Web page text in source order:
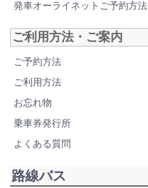
発車オーライネットご予約方法
ご利用方法・ご案内
ご予約方法
ご利用方法
お忘れ物
乗車券発行所
よくある質問
路線バス